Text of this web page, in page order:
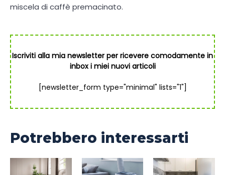
miscela di caffè premacinato.
Iscriviti alla mia newsletter per ricevere comodamente in
inbox i miei nuovi articoli
[newsletter_form type="minimal" lists="1"]
Potrebbero interessarti